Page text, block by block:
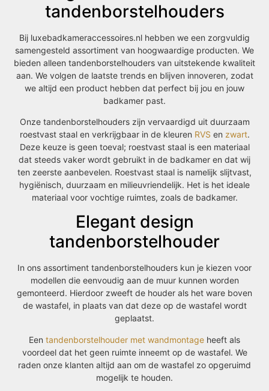
tandenborstelhouders
Bij luxebadkameraccessoires.nl hebben we een zorgvuldig
samengesteld assortiment van hoogwaardige producten. We
bieden alleen tandenborstelhouders van uitstekende kwaliteit
aan. We volgen de laatste trends en blijven innoveren, zodat
we altijd een product hebben dat perfect bij jou en jouw
badkamer past.
Onze tandenborstelhouders zijn vervaardigd uit duurzaam
roestvast staal en verkrijgbaar in de kleuren RVS en zwart.
Deze keuze is geen toeval; roestvast staal is een materiaal
dat steeds vaker wordt gebruikt in de badkamer en dat wij
ten zeerste aanbevelen. Roestvast staal is namelijk slijtvast,
hygiënisch, duurzaam en milieuvriendelijk. Het is het ideale
materiaal voor vochtige ruimtes, zoals de badkamer.
Elegant design
tandenborstelhouder
In ons assortiment tandenborstelhouders kun je kiezen voor
modellen die eenvoudig aan de muur kunnen worden
gemonteerd. Hierdoor zweeft de houder als het ware boven
de wastafel, in plaats van dat deze op de wastafel wordt
geplaatst.
Een tandenborstelhouder met wandmontage heeft als
voordeel dat het geen ruimte inneemt op de wastafel. We
raden onze klanten altijd aan om de wastafel zo opgeruimd
mogelijk te houden.